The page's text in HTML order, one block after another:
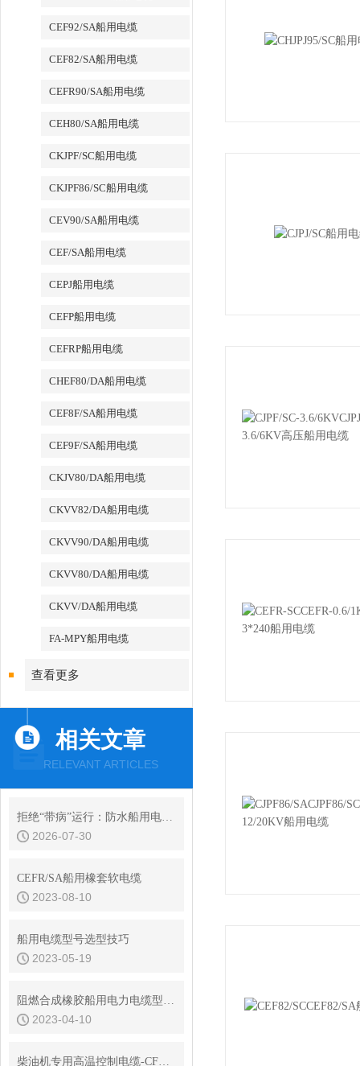
CEF92/SA船用电缆
CEF82/SA船用电缆
CEFR90/SA船用电缆
CEH80/SA船用电缆
CKJPF/SC船用电缆
CKJPF86/SC船用电缆
CEV90/SA船用电缆
CEF/SA船用电缆
CEPJ船用电缆
CEFP船用电缆
CEFRP船用电缆
CHEF80/DA船用电缆
CEF8F/SA船用电缆
CEF9F/SA船用电缆
CKJV80/DA船用电缆
CKVV82/DA船用电缆
CKVV90/DA船用电缆
CKVV80/DA船用电缆
CKVV/DA船用电缆
FA-MPY船用电缆
查看更多
相关文章
RELEVANT ARTICLES
拒绝“带病”运行：防水船用电缆常见绝缘故障的诊断与预防性维护
2026-07-30
CEFR/SA船用橡套软电缆
2023-08-10
船用电缆型号选型技巧
2023-05-19
阻燃合成橡胶船用电力电缆型号选型
2023-04-10
柴油机专用高温控制电缆-CFEPXF4/DA船用电缆